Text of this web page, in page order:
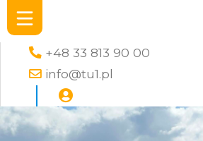
+48 33 813 90 00
info@tu1.pl